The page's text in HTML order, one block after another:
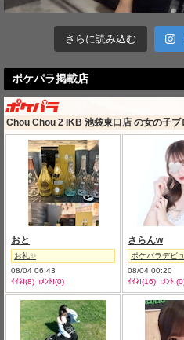
さらに読み込む
ポケパラ掲載店